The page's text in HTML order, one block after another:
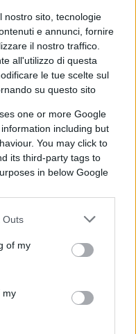
nostro sito, tecnologie
e annunci, fornire
il nostro traffico.
all'utilizzo di questa
le tue scelte sul
su questo sito
one or more Google
including but
You may click to
its third-party tags to
in below Google
Outs
of my
my
relativi ai mesi già
prossimi fino a
pervicacemente
una boccata di
Iva, assai più
dalla
ormai è chiaro a
e apprezzabile
numeri e nelle
come
va quindi
gli